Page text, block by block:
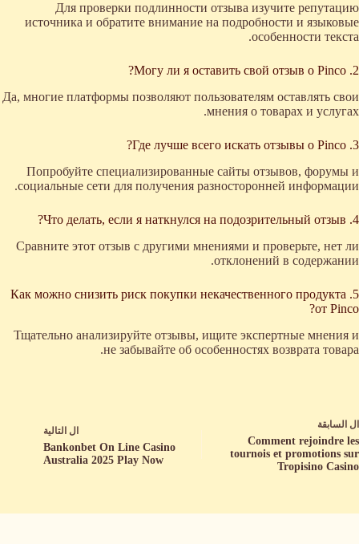
Для проверки подлинности отзыва изучите репутацию
источника и обратите внимание на подробности и языковые
особенности текста.
2. Могу ли я оставить свой отзыв о Pinco?
Да, многие платформы позволяют пользователям оставлять свои
мнения о товарах и услугах.
3. Где лучше всего искать отзывы о Pinco?
Попробуйте специализированные сайты отзывов, форумы и
социальные сети для получения разносторонней информации.
4. Что делать, если я наткнулся на подозрительный отзыв?
Сравните этот отзыв с другими мнениями и проверьте, нет ли
отклонений в содержании.
5. Как можно снизить риск покупки некачественного продукта
от Pinco?
Тщательно анализируйте отзывы, ищите экспертные мнения и
не забывайте об особенностях возврата товара.
ال السابقة
Comment rejoindre les
tournois et promotions sur
Tropisino Casino
ال التالية
Bankonbet On Line Casino
Australia 2025 Play Now